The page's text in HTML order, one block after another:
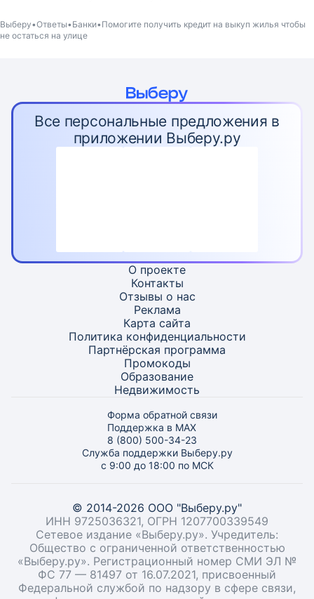
Выберу Ответы Банки Помогите получить кредит на выкуп жилья чтобы
не остаться на улице
Все персональные предложения в
приложении Выберу.ру
О проекте
Контакты
Отзывы о нас
Реклама
Карта сайта
Политика конфиденциальности
Партнёрская программа
Промокоды
Образование
Недвижимость
Форма обратной связи
Поддержка в MAX
8 (800) 500-34-23
Служба поддержки Выберу.ру
с 9:00 до 18:00 по МСК
© 2014-2026 ООО "Выберу.ру"
ИНН 9725036321, ОГРН 1207700339549
Сетевое издание «Выберу.ру». Учредитель:
Общество с ограниченной ответственностью
«Выберу.ру». Регистрационный номер СМИ ЭЛ №
ФС 77 — 81497 от 16.07.2021, присвоенный
Федеральной службой по надзору в сфере связи,